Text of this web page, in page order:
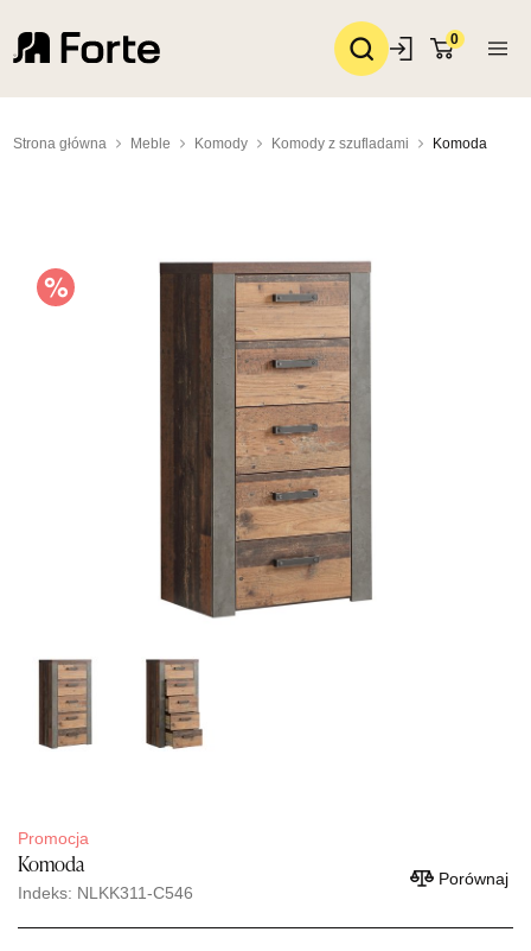
0
Strona główna Meble Komody Komody z szufladami Komoda
Promocja
Komoda
Indeks: NLKK311-C546
Porównaj